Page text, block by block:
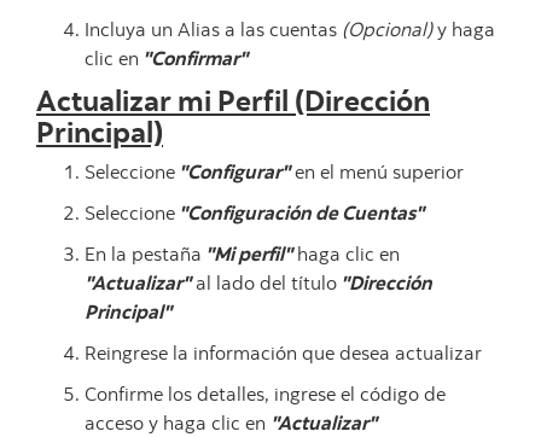
Incluya un Alias a las cuentas (Opcional)y haga
clic en "Confirmar"
Actualizar mi Perfil (Dirección
Principal)
Seleccione "Configurar"en el menú superior
Seleccione "Configuración de Cuentas"
En la pestaña "Mi perfil"haga clic en
"Actualizar"al lado del título "Dirección
Principal"
Reingrese la información que desea actualizar
Confirme los detalles, ingrese el código de
acceso y haga clic en "Actualizar"